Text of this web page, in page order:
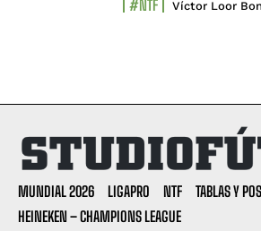
#NTF Víctor Loor
MUNDIAL 2026 LIGAPRO NTF
TABLAS Y
HEINEKEN – CHAMPIONS LEAGUE